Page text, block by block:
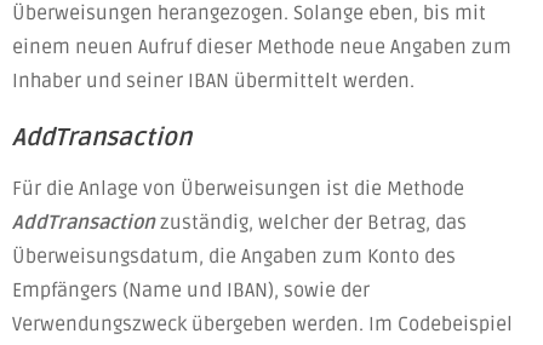
Überweisungen herangezogen. Solange eben, bis mit
einem neuen Aufruf dieser Methode neue Angaben zum
Inhaber und seiner IBAN übermittelt werden.
AddTransaction
Für die Anlage von Überweisungen ist die Methode
AddTransactionzuständig, welcher der Betrag, das
Überweisungsdatum, die Angaben zum Konto des
Empfängers (Name und IBAN), sowie der
Verwendungszweck übergeben werden. Im Codebeispiel